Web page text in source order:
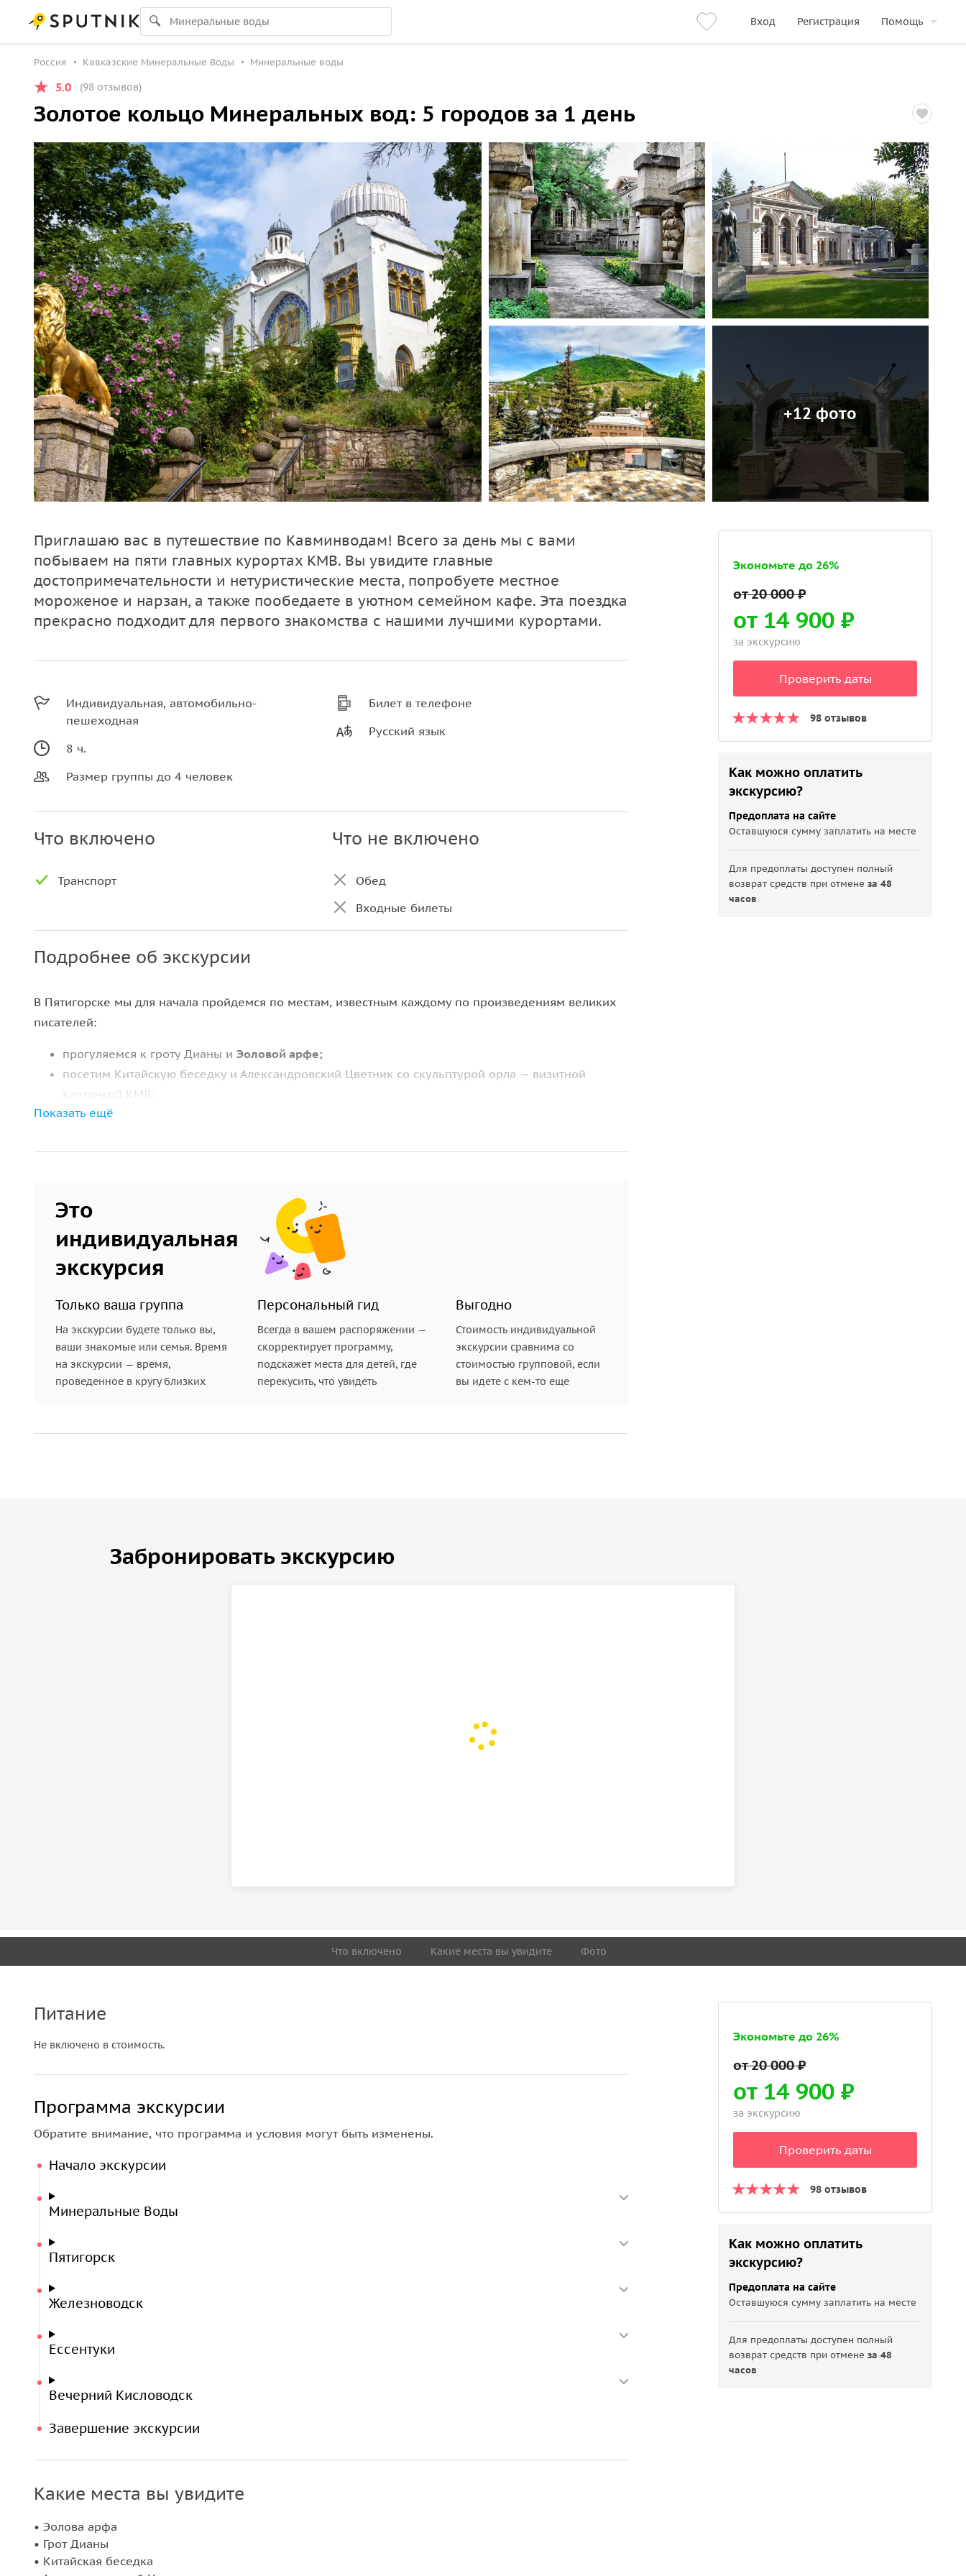
Вход Регистрация Помощь
Россия Кавказские Минеральные Воды Минеральные воды
5.0 (98 отзывов)
Золотое кольцо Минеральных вод: 5 городов за 1 день
+12 фото
Приглашаю вас в путешествие по Кавминводам! Всего за день мы с вами
побываем на пяти главных курортах КМВ. Вы увидите главные
достопримечательности и нетуристические места, попробуете местное
мороженое и нарзан, а также пообедаете в уютном семейном кафе. Эта поездка
прекрасно подходит для первого знакомства с нашими лучшими курортами.
Индивидуальная, автомобильно-
пешеходная
8 ч.
Размер группы до 4 человек
Билет в телефоне
Русский язык
Что включено
Транспорт
Что не включено
Обед
Входные билеты
Подробнее об экскурсии
В Пятигорске мы для начала пройдемся по местам, известным каждому по произведениям великих
писателей:
прогуляемся к гроту Дианы и Эоловой арфе;
посетим Китайскую беседку и Александровский Цветник со скульптурой орла — визитной
карточкой КМВ;
проследуем мимо памятника Великому комбинатору в знаменитый
тропам городского парка: вы увидите
дворец Бухарского эмира
Каскадной лестнице
Пообедав и выпив ароматного чая или лимонада, мы отправимся дальше. В Ессентуках побываем в
необычном месте — Новом Иерусалиме на Кавказе. Вы увидите величественный Петропавловский
храмовый комплекс, а затем мы посетим церковный парковый комплекс
Далее нас ждет вечерний променад по Курортному бульвару Кисловодска. Вы полюбуетесь
городской архитектурой: зданиями
Нарзанной галереи, Октябрьских ванн ибывшего Дома
офицерского собрания
И в завершение вы дойдете до
Показать ещё
Это
индивидуальная
экскурсия
Только ваша группа
На экскурсии будете только вы,
ваши знакомые или семья. Время
на экскурсии — время,
проведенное в кругу близких
Персональный гид
Всегда в вашем распоряжении —
скорректирует программу,
подскажет места для детей, где
перекусить, что увидеть
Выгодно
Стоимость индивидуальной
экскурсии сравнима со
стоимостью групповой, если
вы идете с кем-то еще
Экономьте до 26%
от 14 900 ₽
за экскурсию
Проверить даты
98 отзывов
Как можно оплатить
экскурсию?
Предоплата на сайте
Оставшуюся сумму заплатить на месте
Для предоплаты доступен полный
возврат средств при отменеза 48
часов
Забронировать экскурсию
Что включено Какие места вы увидите Фото
Питание
Не включено в стоимость.
Программа экскурсии
Обратите внимание, что программа и условия могут быть изменены.
Начало экскурсии
Минеральные Воды
Пятигорск
Железноводск
Ессентуки
Вечерний Кисловодск
Завершение экскурсии
Какие места вы увидите
• Эолова арфа
• Грот Дианы
• Китайская беседка
Экономьте до 26%
от 14 900 ₽
за экскурсию
Проверить даты
98 отзывов
Как можно оплатить
экскурсию?
Предоплата на сайте
Оставшуюся сумму заплатить на месте
Для предоплаты доступен полный
возврат средств при отменеза 48
часов